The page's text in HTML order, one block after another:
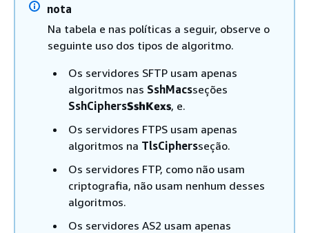
nota
Na tabela e nas políticas a seguir, observe o
seguinte uso dos tipos de algoritmo.
Os servidores SFTP usam apenas
algoritmos nas SshMacsseções
SshCiphersSshKexs, e.
Os servidores FTPS usam apenas
algoritmos na TlsCiphersseção.
Os servidores FTP, como não usam
criptografia, não usam nenhum desses
algoritmos.
Os servidores AS2 usam apenas